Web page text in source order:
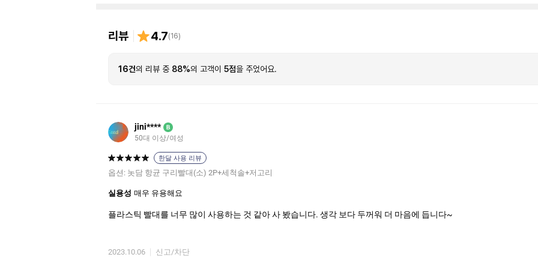
리뷰 4.7(16)
16건의 리뷰 중 88%의 고객이 5점을 주었어요.
jini**** B
50대 이상/여성
한달 사용 리뷰
옵션: 놋담 항균 구리빨대(소) 2P+세척솔+저고리
실용성 매우 유용해요
플라스틱 빨대를 너무 많이 사용하는 것 같아 사 봤습니다. 생각 보다 두꺼워 더 마음에 듭니다~
2023.10.06 신고/차단